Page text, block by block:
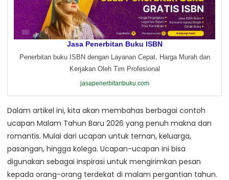
Jasa Penerbitan Buku ISBN
Penerbitan buku ISBN dengan Layanan Cepat, Harga Murah dan
Kerjakan Oleh Tim Profesional
jasapenerbitanbuku.com
Dalam artikel ini, kita akan membahas berbagai contoh
ucapan Malam Tahun Baru 2026 yang penuh makna dan
romantis. Mulai dari ucapan untuk teman, keluarga,
pasangan, hingga kolega. Ucapan-ucapan ini bisa
digunakan sebagai inspirasi untuk mengirimkan pesan
kepada orang-orang terdekat di malam pergantian tahun.